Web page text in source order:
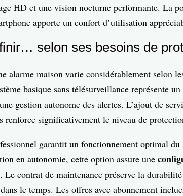
HD et une vision nocturne performante. La
apporte un confort d’utilisation
selon ses besoins de
alarme maison varie considérablement selon
basique sans télésurveillance représente un
gestion autonome des alertes. L’ajout de
renforce significativement le niveau de
garantit un fonctionnement optimal
en autonomie, cette option assure une
contrat de maintenance préserve la
le temps. Les offres avec abonnement